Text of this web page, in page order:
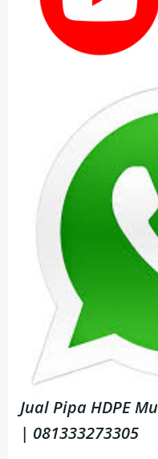
Jual Pipa HDPE
| 081333273305